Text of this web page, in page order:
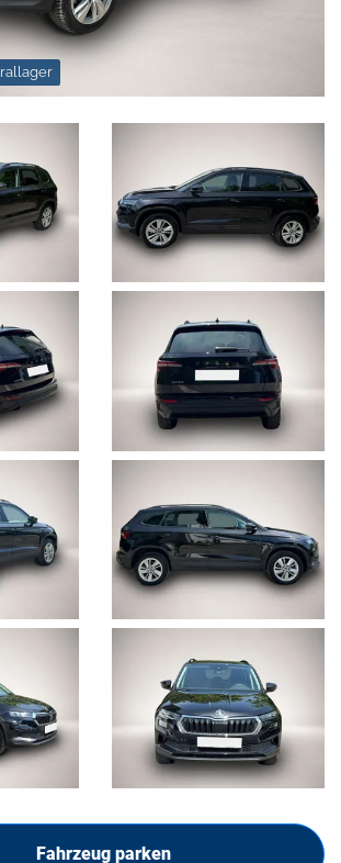
Fahrzeug parken